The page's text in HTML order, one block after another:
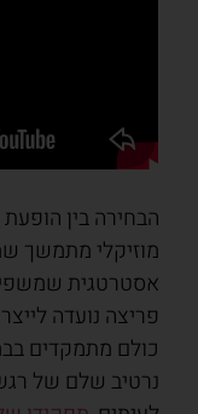
הבחירה בין הופעת
מוזיקלי מתמשך
אסטרטגית
פריצה נועדה
כולם מתמקדים
נרטיב שלם של